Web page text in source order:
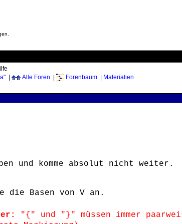
Alle Foren Forenbaum Materialien
und komme absolut nicht weiter.
die Basen von V an.
"{" und "}" müssen immer